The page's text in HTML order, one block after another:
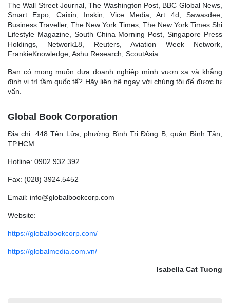
The Wall Street Journal, The Washington Post, BBC Global News,
Smart Expo, Caixin, Inskin, Vice Media, Art 4d, Sawasdee,
Business Traveller, The New York Times, The New York Times Shi
Lifestyle Magazine, South China Morning Post, Singapore Press
Holdings, Network18, Reuters, Aviation Week Network,
FrankieKnowledge, Ashu Research, ScoutAsia.
Bạn có mong muốn đưa doanh nghiệp mình vươn xa và khẳng
định vị trí tầm quốc tế? Hãy liên hệ ngay với chúng tôi để được tư
vấn.
Global Book Corporation
Địa chỉ: 448 Tên Lửa, phường Bình Trị Đông B, quận Bình Tân,
TP.HCM
Hotline: 0902 932 392
Fax: (028) 3924.5452
Email: info@globalbookcorp.com
Website:
https://globalbookcorp.com/
https://globalmedia.com.vn/
Isabella Cat Tuong